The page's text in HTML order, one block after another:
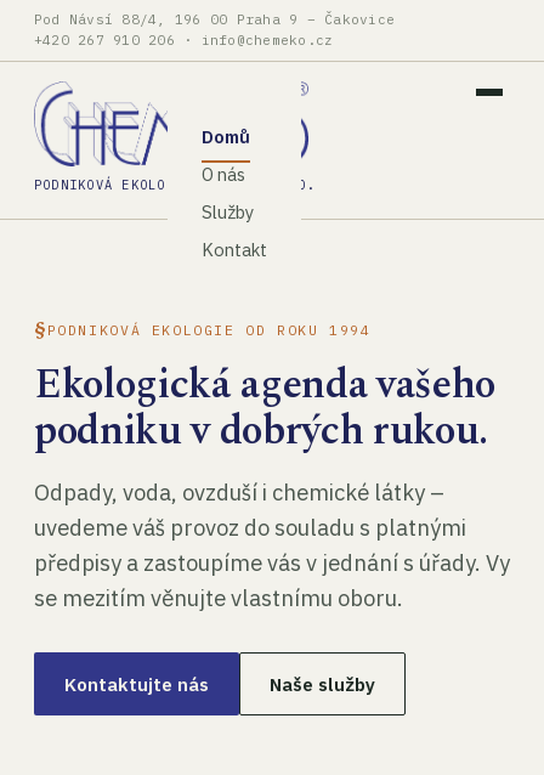
Pod Návsí 88/4, 196 00 Praha 9 – Čakovice
+420 267 910 206 · info@chemeko.cz
PODNIKOVÁ EKOLOGIE, SPOL. S R.O.
Domů
O nás
Služby
Kontakt
PODNIKOVÁ EKOLOGIE OD ROKU 1994
Ekologická agenda vašeho
podniku v dobrých rukou.
Odpady, voda, ovzduší i chemické látky –
uvedeme váš provoz do souladu s platnými
předpisy a zastoupíme vás v jednání s úřady. Vy
se mezitím věnujte vlastnímu oboru.
Kontaktujte nás Naše služby